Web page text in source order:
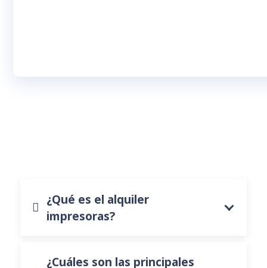
¿Qué es el alquiler
impresoras?
¿Cuáles son las principales